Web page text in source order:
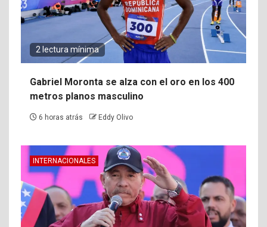
2 lectura mínima
Gabriel Moronta se alza con el oro en los 400
metros planos masculino
6 horas atrás Eddy Olivo
INTERNACIONALES